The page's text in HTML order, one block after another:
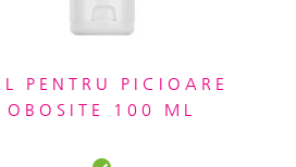
PENTRU PICIOARE
OBOSITE 100 ML